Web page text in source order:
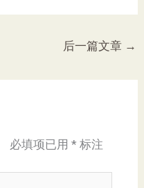
后一篇文章 →
必填项已用 * 标注